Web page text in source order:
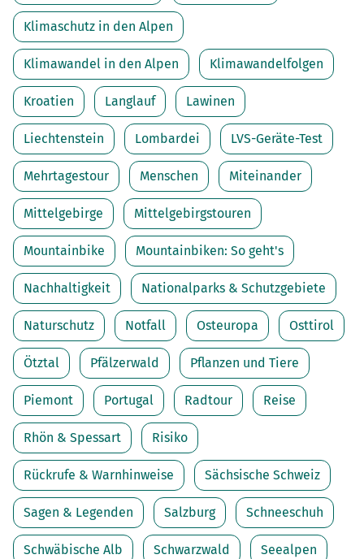
Klimaschutz in den Alpen
Klimawandel in den Alpen Klimawandelfolgen
Kroatien Langlauf Lawinen
Liechtenstein Lombardei LVS-Geräte-Test
Mehrtagestour Menschen Miteinander
Mittelgebirge Mittelgebirgstouren
Mountainbike Mountainbiken: So geht's
Nachhaltigkeit Nationalparks & Schutzgebiete
Naturschutz Notfall Osteuropa Osttirol
Ötztal Pfälzerwald Pflanzen und Tiere
Piemont Portugal Radtour Reise
Rhön & Spessart Risiko
Rückrufe & Warnhinweise Sächsische Schweiz
Sagen & Legenden Salzburg Schneeschuh
Schwäbische Alb Schwarzwald Seealpen